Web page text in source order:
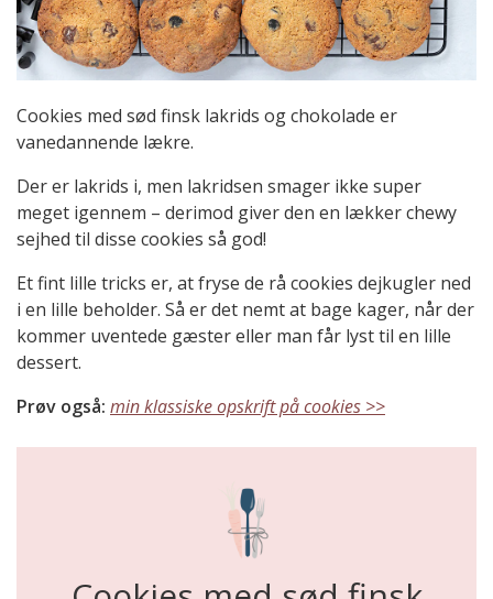
Cookies med sød finsk lakrids og chokolade er
vanedannende lækre.
Der er lakrids i, men lakridsen smager ikke super
meget igennem – derimod giver den en lækker chewy
sejhed til disse cookies så god!
Et fint lille tricks er, at fryse de rå cookies dejkugler ned
i en lille beholder. Så er det nemt at bage kager, når der
kommer uventede gæster eller man får lyst til en lille
dessert.
Prøv også: min klassiske opskrift på cookies >>